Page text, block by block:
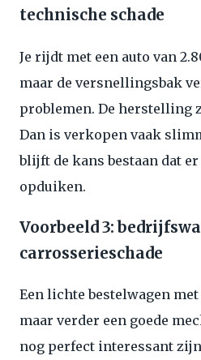
technische schade
Je rijdt met een auto van
maar de versnellingsbak
problemen. De herstelling
Dan is verkopen vaak
blijft de kans bestaan dat
opduiken.
Voorbeeld 3:
carrosserieschade
Een lichte bestelwagen
maar verder een goede
nog perfect interessant